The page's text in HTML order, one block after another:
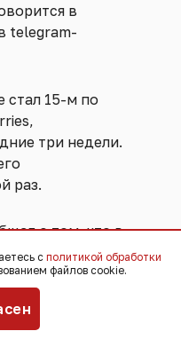
в
telegram-
стал 15-м по
три недели.
раз.
о том, что в
на стоянке в
охватил 300
тогда
с политикой обработки
файлов cookie.